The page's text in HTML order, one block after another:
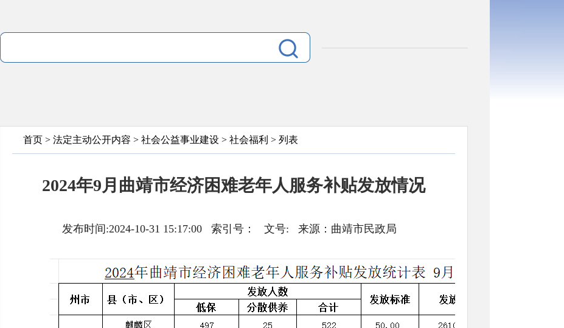
首页 > 法定主动公开内容 > 社会公益事业建设 > 社会福利 > 列表
2024年9月曲靖市经济困难老年人服务补贴发放情况
发布时间:2024-10-31 15:17:00 索引号： 文号: 来源：曲靖市民政局